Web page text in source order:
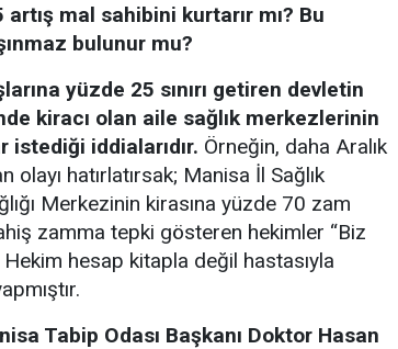
mal sahibini kurtarır mı? Bu
bulunur mu?
yüzde 25 sınırı getiren devletin
kiracı olan aile sağlık merkezlerinin
istediği iddialarıdır. Örneğin, daha Aralık
olayı hatırlatırsak; Manisa İl Sağlık
Merkezinin kirasına yüzde 70 zam
zamma tepki gösteren hekimler “Biz
hesap kitapla değil hastasıyla
Tabip Odası Başkanı Doktor Hasan